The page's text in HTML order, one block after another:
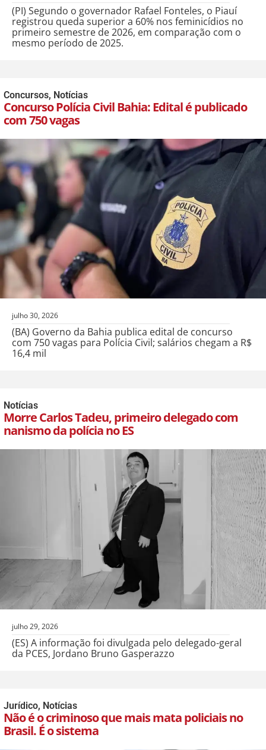
(PI) Segundo o governador Rafael Fonteles, o Piauí
registrou queda superior a 60% nos feminicídios no
primeiro semestre de 2026, em comparação com o
mesmo período de 2025.
Concursos, Notícias
Concurso Polícia Civil Bahia: Edital é publicado
com 750 vagas
julho 30, 2026
(BA) Governo da Bahia publica edital de concurso
com 750 vagas para Polícia Civil; salários chegam a R$
16,4 mil
Notícias
Morre Carlos Tadeu, primeiro delegado com
nanismo da polícia no ES
julho 29, 2026
(ES) A informação foi divulgada pelo delegado-geral
da PCES, Jordano Bruno Gasperazzo
Jurídico, Notícias
Não é o criminoso que mais mata policiais no
Brasil. É o sistema